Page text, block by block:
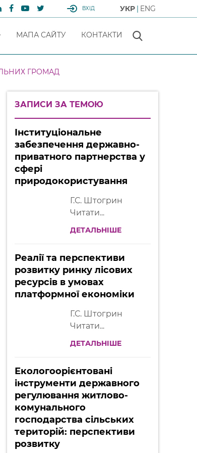
ВХІД УКР ENG
МАПА САЙТУ КОНТАКТИ
ГРОМАД
ЗАПИСИ ЗА ТЕМОЮ
Інституціональне
забезпечення державно-
приватного партнерства у
сфері
природокористування
Г.С. Штогрин
Читати...
ДЕТАЛЬНІШЕ
Реалії та перспективи
розвитку ринку лісових
ресурсів в умовах
платформної економіки
Г.С. Штогрин
Читати...
ДЕТАЛЬНІШЕ
Екологоорієнтовані
інструменти державного
регулювання житлово-
комунального
господарства сільських
територій: перспективи
розвитку